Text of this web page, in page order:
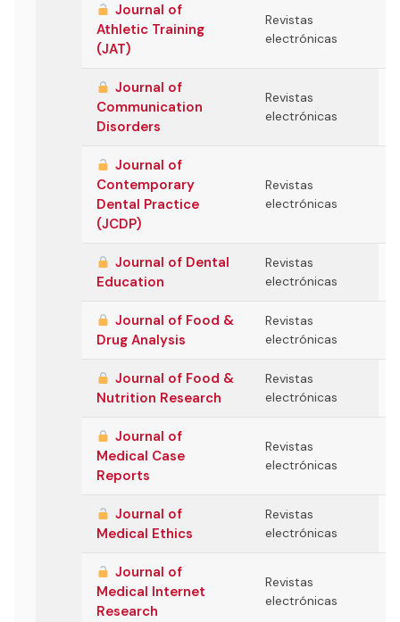
Journal of
Athletic Training
(JAT)
Revistas
electrónicas
Journal of
Communication
Disorders
Revistas
electrónicas
Journal of
Contemporary
Dental Practice
(JCDP)
Revistas
electrónicas
Journal of Dental
Education
Revistas
electrónicas
Journal of Food &
Drug Analysis
Revistas
electrónicas
Journal of Food &
Nutrition Research
Revistas
electrónicas
Journal of
Medical Case
Reports
Revistas
electrónicas
Journal of
Medical Ethics
Revistas
electrónicas
Journal of
Medical Internet
Research
Revistas
electrónicas